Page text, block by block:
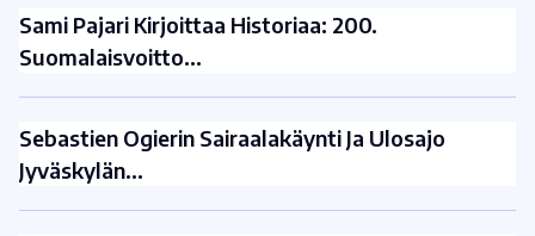
Sami Pajari Kirjoittaa Historiaa: 200.
Suomalaisvoitto…
Sebastien Ogierin Sairaalakäynti Ja Ulosajo
Jyväskylän…